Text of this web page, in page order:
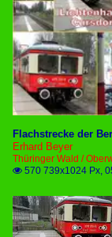
Flachstrecke der
Erhard Beyer
Thüringer Wald /
 570 739x1024 Px,